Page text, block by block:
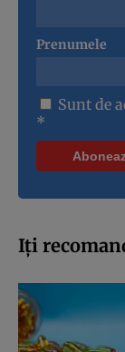
Prenumele
Sunt de
*
Iți